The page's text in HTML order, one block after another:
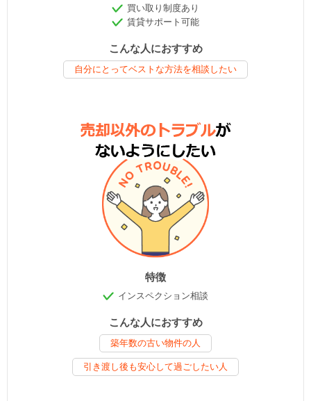
買い取り制度あり
賃貸サポート可能
こんな人におすすめ
自分にとってベストな方法を相談したい
特徴
インスペクション相談
こんな人におすすめ
築年数の古い物件の人
引き渡し後も安心して過ごしたい人